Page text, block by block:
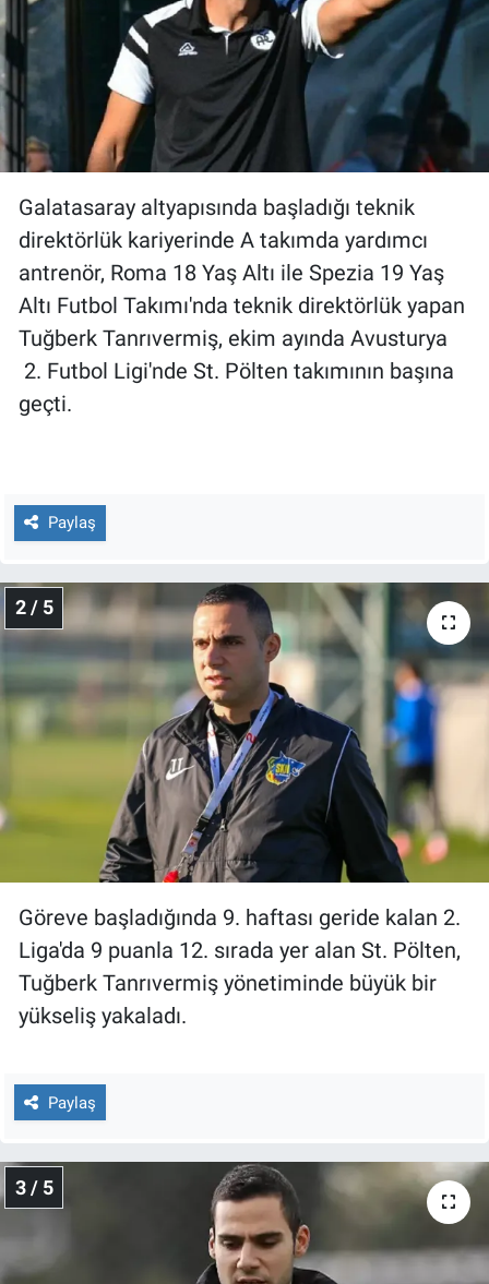
Galatasaray altyapısında başladığı teknik
direktörlük kariyerinde A takımda yardımcı
antrenör, Roma 18 Yaş Altı ile Spezia 19 Yaş
Altı Futbol Takımı'nda teknik direktörlük yapan
Tuğberk Tanrıvermiş, ekim ayında Avusturya
2. Futbol Ligi'nde St. Pölten takımının başına
geçti.
Paylaş
2 / 5
Göreve başladığında 9. haftası geride kalan 2.
Liga'da 9 puanla 12. sırada yer alan St. Pölten,
Tuğberk Tanrıvermiş yönetiminde büyük bir
yükseliş yakaladı.
Paylaş
3 / 5
Koronavirüs
Kültür Sanat
Ne demişti
Nedir
Popüler
Sağlık
Türkiye'nin Geleceği
Türkiye'nin Gündemi
Yerel Gündem
Canlı Yayın